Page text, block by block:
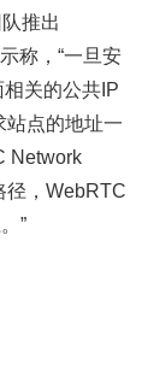
推出
称，“一旦安
关的公共IP
站点的地址一
Network
径，WebRTC
”